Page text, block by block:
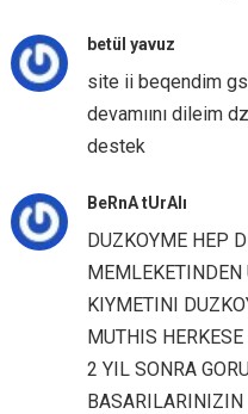
betül yavuz
site ii beqendim gsl
devamıını dileim
destek
BeRnA tUrAlı
DUZKOYME HEP
KIYMETINI
MUTHIS
2 YIL SONRA